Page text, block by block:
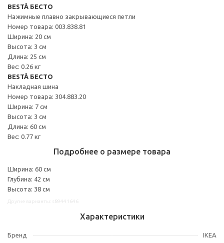
BESTÅ БЕСТО
Нажимные плавно закрывающиеся петли
Номер товара: 003.838.81
Ширина: 20 см
Высота: 3 см
Длина: 25 см
Вес: 0.26 кг
BESTÅ БЕСТО
Накладная шина
Номер товара: 304.883.20
Ширина: 7 см
Высота: 3 см
Длина: 60 см
Вес: 0.77 кг
Подробнее о размере товара
Ширина: 60 см
Глубина: 42 см
Высота: 38 см
Характеристики
Бренд IKEA